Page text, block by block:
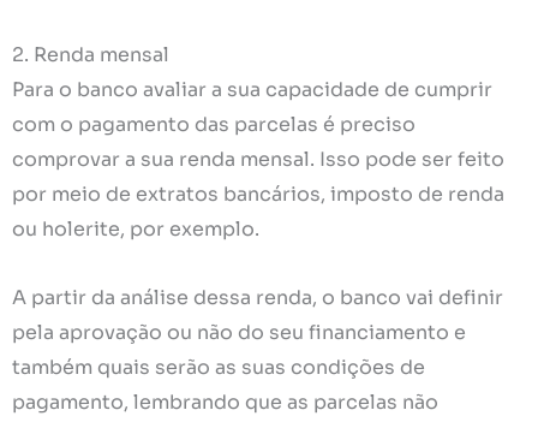
2. Renda mensal
Para o banco avaliar a sua capacidade de cumprir
com o pagamento das parcelas é preciso
comprovar a sua renda mensal. Isso pode ser feito
por meio de extratos bancários, imposto de renda
ou holerite, por exemplo.
A partir da análise dessa renda, o banco vai definir
pela aprovação ou não do seu financiamento e
também quais serão as suas condições de
pagamento, lembrando que as parcelas não